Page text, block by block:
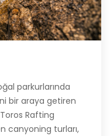
parkurlarında
bir araya getiren
Rafting
canyoning turları,